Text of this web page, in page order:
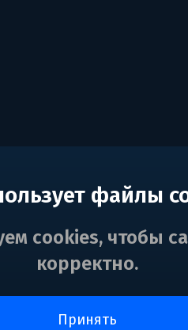
файлы
cookies, чтобы
корректно.
принять